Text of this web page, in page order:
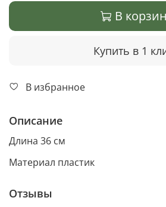
В
Купить в 1
В избранное
Описание
Длина 36 см
Материал пластик
Отзывы